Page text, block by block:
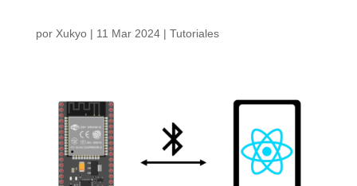
por Xukyo| 11 Mar 2024| Tutoriales